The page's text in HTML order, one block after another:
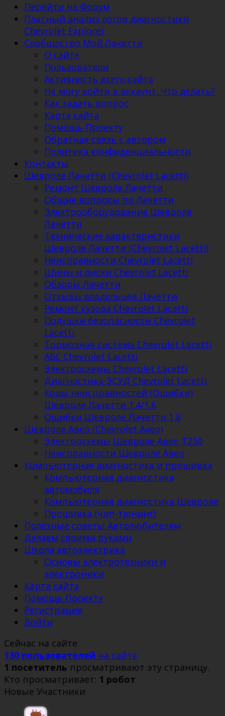
Перейти на Форум
Платный анализ логов диагностики
Chevrolet Explorer
Сообщество Мой Лачетти
О сайте
Пользователи
Активность всего сайта
Не могу войти в аккаунт. Что делать?
Как задать вопрос
Карта сайта
Помощь Проекту
Обратная связь с автором
Политика конфиденциальности
Контакты
Шевроле Лачетти (Chevrolet Lacetti)
Ремонт Шевроле Лачетти
Общие вопросы по Лачетти
Электрооборудование Шевроле
Лачетти
Технические характеристики
Шевроле Лачетти (Chevrolet Lacetti)
Неисправности Chevrolet Lacetti
Шины и диски Chevrolet Lacetti
Обзоры Лачетти
Отзывы владельцев Лачетти
Ремонт кузова Chevrolet Lacetti
Подушки безопасности Chevrolet
Lacetti
Тормозная система Chevrolet Lacetti
АБС Chevrolet Lacetti
Электросхемы Chevrolet Lacetti
Диагностика ЭСУД Chevrolet Lacetti
Коды неисправностей (Ошибки)
Шевроле Лачетти 1.4/1.6
Ошибки Шевроле Лачетти 1.8
Шевроле Авео (Chevrolet Aveo)
Электросхемы Шевроле Авео Т250
Неисправности Шевроле Авео
Компьютерная диагностика и прошивка
Компьютерная диагностика
автомобиля
Компьютерная диагностика Шевроле
Прошивка (чип-тюнинг)
Полезные советы Автолюбителям
Делаем своими руками
Школа автоэлектрика
Основы электротехники и
электроники
Карта сайта
Помощь Проекту
Регистрация
Войти
Сейчас на сайте
130 пользователей на сайте
1 посетитель просматривают эту страницу.
Кто просматривает: 1 робот
Новые Участники